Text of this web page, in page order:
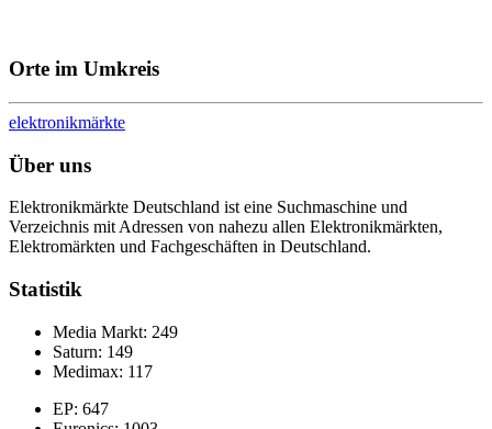
Orte im Umkreis
elektronikmärkte
Über uns
Elektronikmärkte Deutschland ist eine Suchmaschine und
Verzeichnis mit Adressen von nahezu allen Elektronikmärkten,
Elektromärkten und Fachgeschäften in Deutschland.
Statistik
Media Markt: 249
Saturn: 149
Medimax: 117
EP: 647